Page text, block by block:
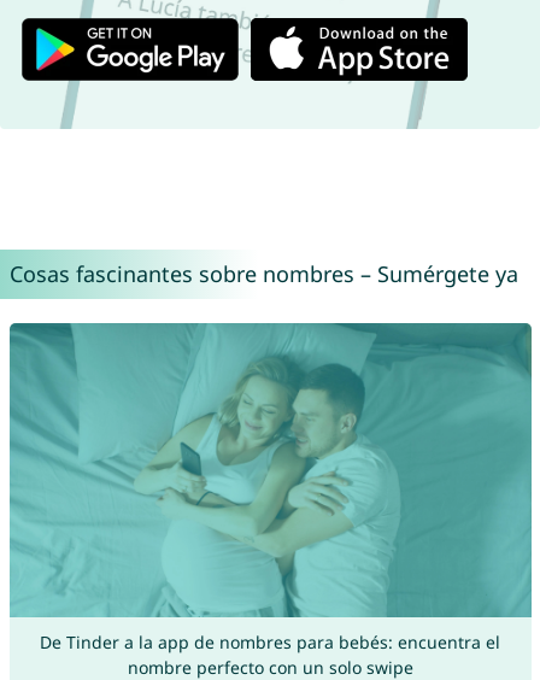
Cosas fascinantes sobre nombres – Sumérgete ya
De Tinder a la app de nombres para bebés: encuentra el
nombre perfecto con un solo swipe